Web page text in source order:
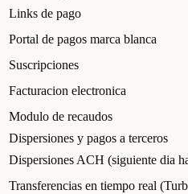
Links de pago
Portal de pagos marca blanca
Suscripciones
Facturacion electronica
Modulo de recaudos
Dispersiones y pagos a terceros
Dispersiones ACH (siguiente dia
Transferencias en tiempo real